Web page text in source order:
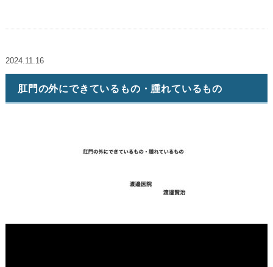
2024.11.16
肛門の外にできているもの・腫れているもの